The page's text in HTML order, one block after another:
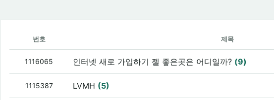
번호 제목
1116065 인터넷 새로 가입하기 젤 좋은곳은 어디일까? (9)
1115387 LVMH (5)